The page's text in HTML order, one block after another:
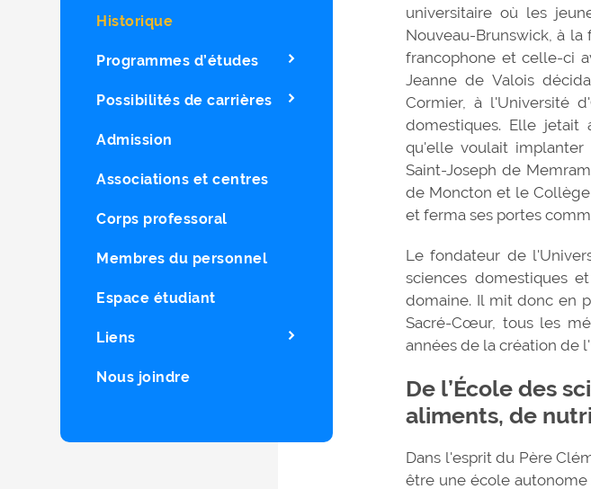
Historique
Programmes d’études
Possibilités de carrières
Admission
Associations et centres
Corps professoral
Membres du personnel
Espace étudiant
Liens
Nous joindre
universitaire où les
Nouveau-Brunswick, à
francophone et celle-ci
Jeanne de Valois
Cormier, à l'Université
domestiques. Elle jetait
qu'elle voulait implanter
Saint-Joseph de
de Moncton et le
et ferma ses portes
Le fondateur de
sciences domestiques
domaine. Il mit donc en
Sacré-Cœur, tous les
années de la création de
De l’École des
aliments, de
Dans l'esprit du Père
être une école